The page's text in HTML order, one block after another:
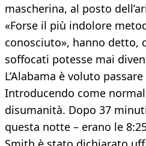
mascherina, al posto
«Forse il più indolore
conosciuto», hanno detto,
soffocati potesse mai
L’Alabama è voluto
Introducendo come
disumanità. Dopo 37
questa notte – erano le